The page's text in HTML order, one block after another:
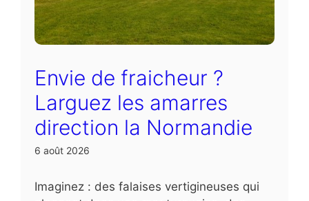
Envie de fraicheur ?
Larguez les amarres
direction la Normandie
6 août 2026
Imaginez : des falaises vertigineuses qui